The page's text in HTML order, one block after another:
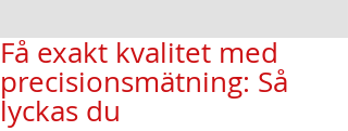
Få exakt kvalitet med
precisionsmätning: Så
lyckas du